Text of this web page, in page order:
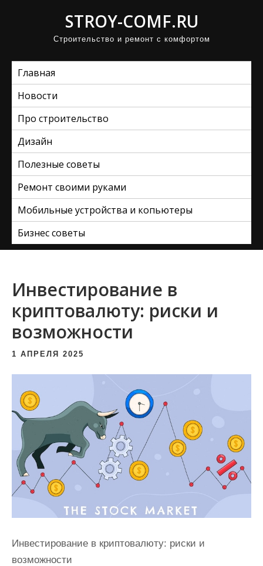
STROY-COMF.RU
Строительство и ремонт с комфортом
Главная
Новости
Про строительство
Дизайн
Полезные советы
Ремонт своими руками
Мобильные устройства и копьютеры
Бизнес советы
Инвестирование в
криптовалюту: риски и
возможности
1 АПРЕЛЯ 2025
Инвестирование в криптовалюту: риски и
возможности